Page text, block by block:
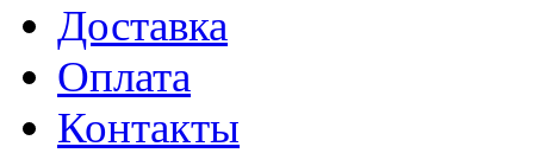
Доставка
Оплата
Контакты